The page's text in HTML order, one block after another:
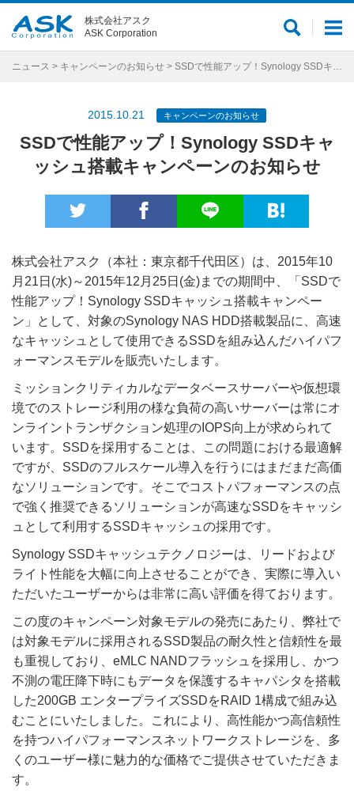
メ
ュ
サ
ト
株式会社アスク
ASK Corporation
ニュース > キャンペーンのお知らせ > SSDで性能アップ！Synology SSDキャッシュ搭載キャンペーンのお知らせ
2015.10.21 キャンペーンのお知らせ
SSDで性能アップ！Synology SSDキャ
ッシュ搭載キャンペーンのお知らせ
株式会社アスク（本社：東京都千代田区）は、2015年10
月21日(水)～2015年12月25日(金)までの期間中、「SSDで
性能アップ！Synology SSDキャッシュ搭載キャンペー
ン」として、対象のSynology NAS HDD搭載製品に、高速
なキャッシュとして使用できるSSDを組み込んだハイパフ
ォーマンスモデルを販売いたします。
ミッションクリティカルなデータベースサーバーや仮想環
境でのストレージ利用の様な負荷の高いサーバーは常にオ
ンライントランザクション処理のIOPS向上が求められて
います。SSDを採用することは、この問題における最適解
ですが、SSDのフルスケール導入を行うにはまだまだ高価
なソリューションです。そこでコストパフォーマンスの点
で強く推奨できるソリューションが高速なSSDをキャッシ
ュとして利用するSSDキャッシュの採用です。
Synology SSDキャッシュテクノロジーは、リードおよび
ライト性能を大幅に向上させることができ、実際に導入い
ただいたユーザーからは非常に高い評価を得ております。
この度のキャンペーン対象モデルの発売にあたり、弊社で
は対象モデルに採用されるSSD製品の耐久性と信頼性を最
も重視しており、eMLC NANDフラッシュを採用し、かつ
不測の電圧降下時にもデータを保護するキャパシタを搭載
した200GB エンタープライズSSDをRAID 1構成で組み込
むことにいたしました。これにより、高性能かつ高信頼性
を持つハイパフォーマンスネットワークストレージを、多
くのユーザー様に魅力的な価格でご提供させていただきま
す。